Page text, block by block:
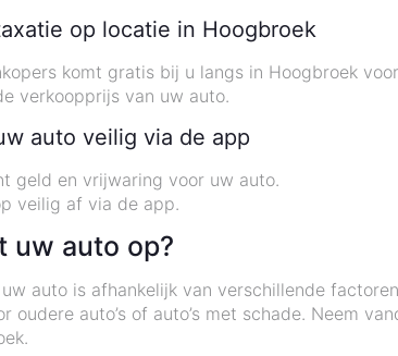
op locatie in Hoogbroek
komt gratis bij u langs in Hoogbroek
verkoopprijs van uw auto.
auto veilig via de app
geld en vrijwaring voor uw auto.
veilig af via de app.
uw auto op?
auto is afhankelijk van verschillende
oudere auto’s of auto’s met schade. Neem